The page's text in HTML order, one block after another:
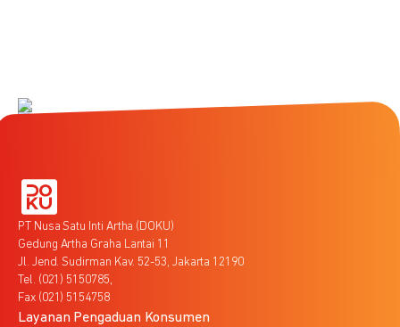
PT Nusa Satu Inti Artha (DOKU)
Gedung Artha Graha Lantai 11
Jl. Jend. Sudirman Kav. 52-53, Jakarta 12190
Tel. (021) 5150785,
Fax (021) 5154758
Layanan Pengaduan Konsumen